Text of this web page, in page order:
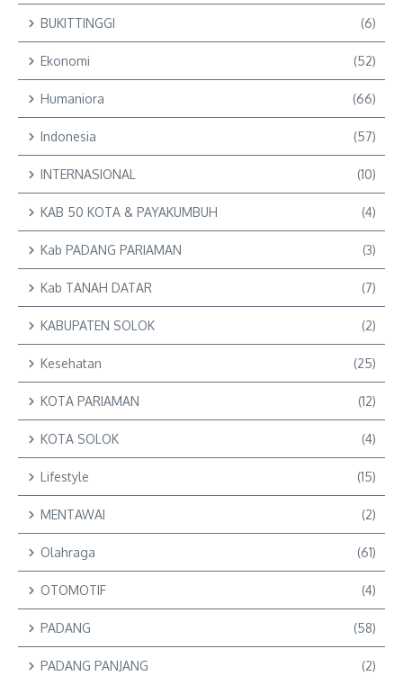
BUKITTINGGI (6)
Ekonomi (52)
Humaniora (66)
Indonesia (57)
INTERNASIONAL (10)
KAB 50 KOTA & PAYAKUMBUH (4)
Kab PADANG PARIAMAN (3)
Kab TANAH DATAR (7)
KABUPATEN SOLOK (2)
Kesehatan (25)
KOTA PARIAMAN (12)
KOTA SOLOK (4)
Lifestyle (15)
MENTAWAI (2)
Olahraga (61)
OTOMOTIF (4)
PADANG (58)
PADANG PANJANG (2)